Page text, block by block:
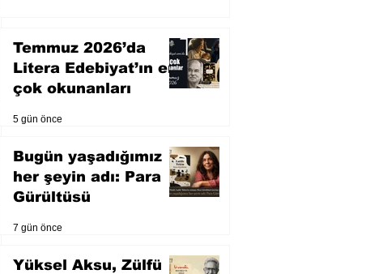
Temmuz 2026’da
Litera Edebiyat’ın en
çok okunanları
5 gün önce
Bugün yaşadığımız
her şeyin adı: Para
Gürültüsü
7 gün önce
Yüksel Aksu, Zülfü